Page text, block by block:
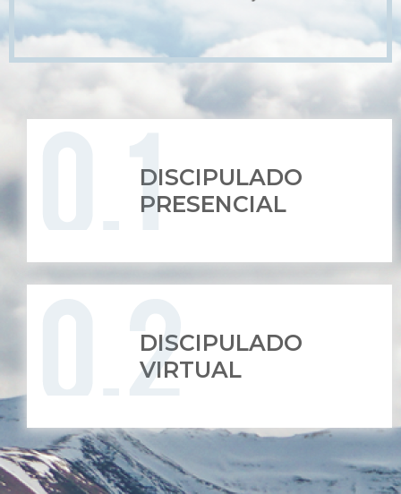
DISCIPULADO
PRESENCIAL
DISCIPULADO
VIRTUAL